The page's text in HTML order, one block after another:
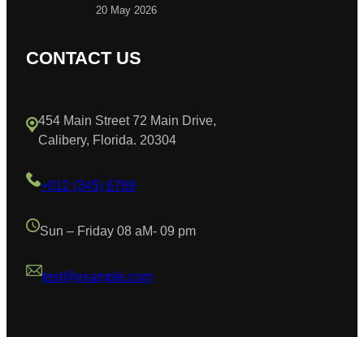
20 May 2026
CONTACT US
454 Main Street 72 Main Drive,
Calibery, Florida. 20304
+012 (345) 6789
Sun – Friday 08 aM- 09 pm
test@example.com